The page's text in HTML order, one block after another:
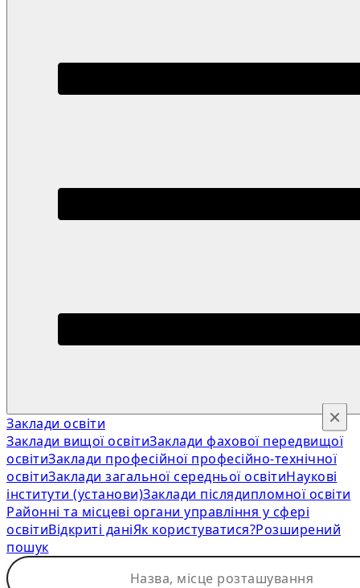
Заклади освіти
Заклади вищої освітиЗаклади фахової передвищої
освітиЗаклади професійної професійно-технічної
освітиЗаклади загальної середньої освітиНаукові
інститути (установи)Заклади післядипломної освіти
Районні та місцеві органи управління у сфері
освітиВідкриті даніЯк користуватися?Розширений
пошук
×